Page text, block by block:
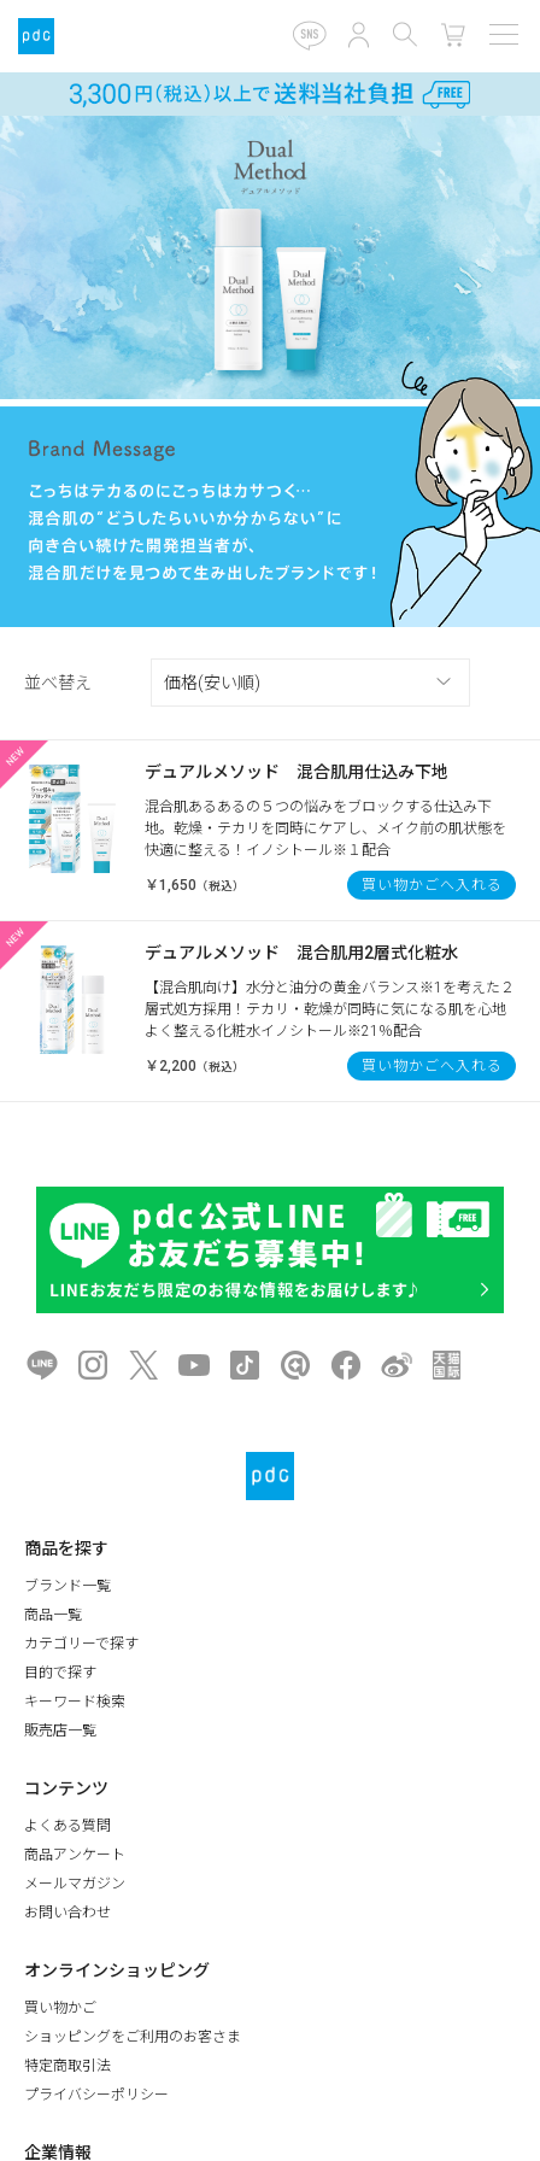
並べ替え
デュアルメソッド 混合肌用仕込み下地
混合肌あるあるの５つの悩みをブロックする仕込み下
地。乾燥・テカリを同時にケアし、メイク前の肌状態を
快適に整える！イノシトール※１配合
￥1,650 （税込） 買い物かごへ入れる
デュアルメソッド 混合肌用2層式化粧水
【混合肌向け】水分と油分の黄金バランス※1を考えた２
層式処方採用！テカリ・乾燥が同時に気になる肌を心地
よく整える化粧水イノシトール※21％配合
￥2,200 （税込） 買い物かごへ入れる
商品を探す
ブランド一覧
商品一覧
カテゴリーで探す
目的で探す
キーワード検索
販売店一覧
コンテンツ
よくある質問
商品アンケート
メールマガジン
お問い合わせ
オンラインショッピング
買い物かご
ショッピングをご利用のお客さま
特定商取引法
プライバシーポリシー
企業情報